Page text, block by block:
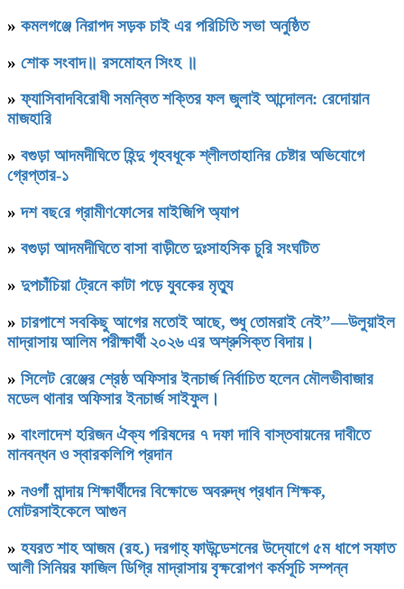
» কমলগঞ্জে নিরাপদ সড়ক চাই এর পরিচিতি সভা অনুষ্ঠিত
» শোক সংবাদ॥ রসমোহন সিংহ ॥
»ফ্যাসিবাদবিরোধী সমন্বিত শক্তির ফল জুলাই আন্দোলন: রেদোয়ান
মাজহারি
» বগুড়া আদমদীঘিতে হিন্দু গৃহবধূকে শ্লীলতাহানির চেষ্টার অভিযোগে
গ্রেপ্তার-১
»দশ বছ‌রে গ্রামীণ‌ফো‌সের মাইজিপি অ্যাপ
» বগুড়া আদমদীঘিতে বাসা বাড়ীতে দুঃসাহসিক চুরি সংঘটিত
» দুপচাঁচিয়া ট্রেনে কাটা পড়ে যুবকের মৃত্যু
» চারপাশে সবকিছু আগের মতোই আছে, শুধু তোমরাই নেই”—উলুয়াইল
মাদ্রাসায় আলিম পরীক্ষার্থী ২০২৬ এর অশ্রুসিক্ত বিদায়।
» সিলেট রেঞ্জের শ্রেষ্ঠ অফিসার ইনচার্জ নির্বাচিত হলেন মৌলভীবাজার
মডেল থানার অফিসার ইনচার্জ সাইফুল।
» বাংলাদেশ হরিজন ঐক্য পরিষদের ৭ দফা দাবি বাস্তবায়নের দাবীতে
মানবন্ধন ও স্বারকলিপি প্রদান
» নওগাঁ মান্দায় শিক্ষার্থীদের বিক্ষোভে অবরুদ্ধ প্রধান শিক্ষক,
মোটরসাইকেলে আগুন
» হযরত শাহ আজম (রহ.) দরগাহ্ ফাউন্ডেশনের উদ্যোগে ৫ম ধাপে সফাত
আলী সিনিয়র ফাজিল ডিগ্রি মাদ্রাসায় বৃক্ষরোপণ কর্মসূচি সম্পন্ন